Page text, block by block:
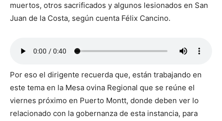
muertos, otros sacrificados y algunos lesionados en San
Juan de la Costa, según cuenta Félix Cancino.
Por eso el dirigente recuerda que, están trabajando en
este tema en la Mesa ovina Regional que se reúne el
viernes próximo en Puerto Montt, donde deben ver lo
relacionado con la gobernanza de esta instancia, para